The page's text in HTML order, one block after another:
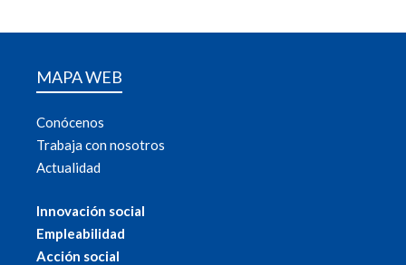
MAPA WEB
Conócenos
Trabaja con nosotros
Actualidad
Innovación social
Empleabilidad
Acción social